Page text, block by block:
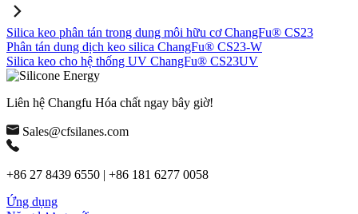
Silica keo phân tán trong dung môi hữu cơ ChangFu® CS23
Phân tán dung dịch keo silica ChangFu® CS23-W
Silica keo cho hệ thống UV ChangFu® CS23UV
Liên hệ Changfu Hóa chất ngay bây giờ!
Sales@cfsilanes.com
+86 27 8439 6550 | +86 181 6277 0058
Ứng dụng